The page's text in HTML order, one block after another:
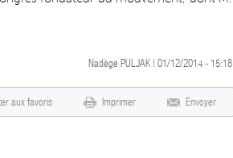
Nadège PULJAK | 01/12/2014 - 15:18
aux favoris Imprimer Envoyer